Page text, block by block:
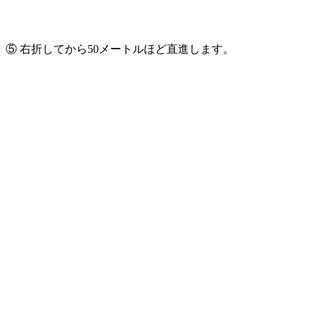
⑤ 右折してから50メートルほど直進します。